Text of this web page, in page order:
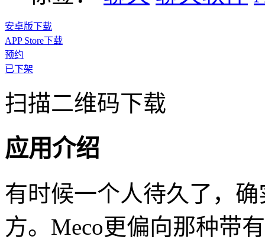
安卓版下载
APP Store下载
预约
已下架
扫描二维码下载
应用介绍
有时候一个人待久了，
方。Meco更偏向那种带